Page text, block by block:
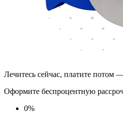
Лечитесь сейчас, платите потом
Оформите беспроцентную
0%